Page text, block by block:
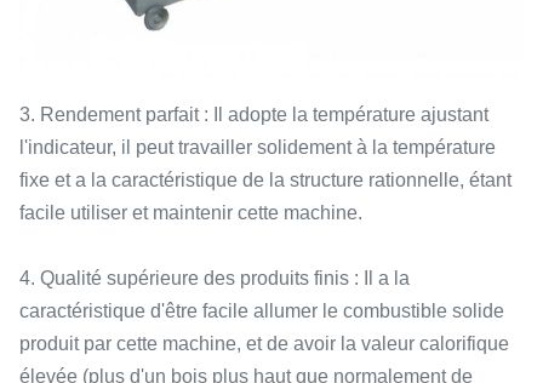
3. Rendement parfait : Il adopte la température ajustant
l'indicateur, il peut travailler solidement à la température
fixe et a la caractéristique de la structure rationnelle, étant
facile utiliser et maintenir cette machine.
4. Qualité supérieure des produits finis : Il a la
caractéristique d'être facile allumer le combustible solide
produit par cette machine, et de avoir la valeur calorifique
élevée (plus d'un bois plus haut que normalement de